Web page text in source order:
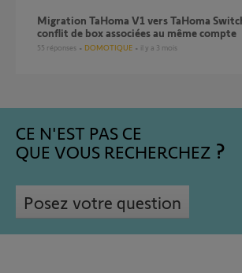
Migration TaHoma V1 vers TaHoma Switch impossible —
conflit de box associées au même compte
55 réponses DOMOTIQUE il y a 3 mois
CE N'EST PAS CE
QUE VOUS RECHERCHEZ
Posez votre question